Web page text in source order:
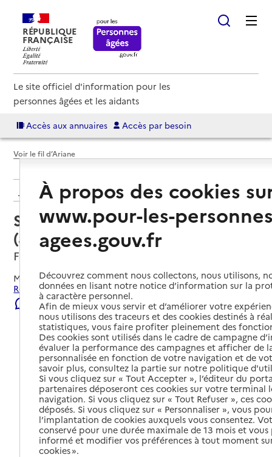
RÉPUBLIQUE
FRANÇAISE
Le site officiel d'information pour les
personnes âgées et les aidants
Accès aux annuaires Accès par besoin
Voir le fil d’Ariane
Retour aux résultats de l'annuaire
Service autonomie à domicile
(aide) – A Côté
Feurs, LOIRE
Mis à jour le23/07/2026
Rechercher les établissements et services autour de Feurs.
Signaler une erreur
À propos des cookies
www.pour-les-
agees.gouv.fr
Découvrez comment nous collectons, nous utilisons,
données en lisant notre notice d’information sur la
à caractère personnel.
Afin de mieux vous servir et d’améliorer votre
nous utilisons des traceurs et des cookies destinés à
statistiques, vous faire profiter pleinement des
Des cookies sont utilisés dans le cadre de campagne
évaluer la performance des campagnes et afficher de
personnalisée en fonction de votre navigation et de
savoir plus, consultez la partie sur notre politique
Si vous cliquez sur « Tout Accepter », l’éditeur du
partenaires déposeront ces cookies sur votre terminal
navigation. Si vous cliquez sur « Tout Refuser », ces
déposés. Si vous cliquez sur « Personnaliser », vous
l’implantation de cookies auxquels vous consentez.
conservé pour une durée maximale de 13 mois et
informé et modifier vos préférences à tout moment
cookies ».